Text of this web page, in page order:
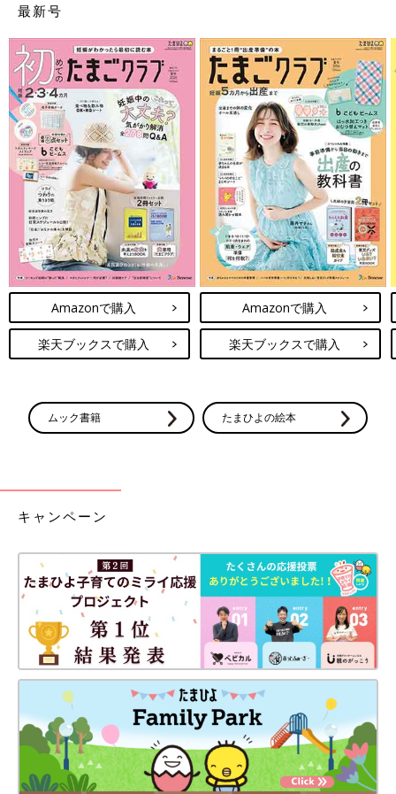
最新号
Amazonで購入
楽天ブックスで購入
Amazonで購入
楽天ブックスで購入
ムック書籍 たまひよの絵本
キャンペーン